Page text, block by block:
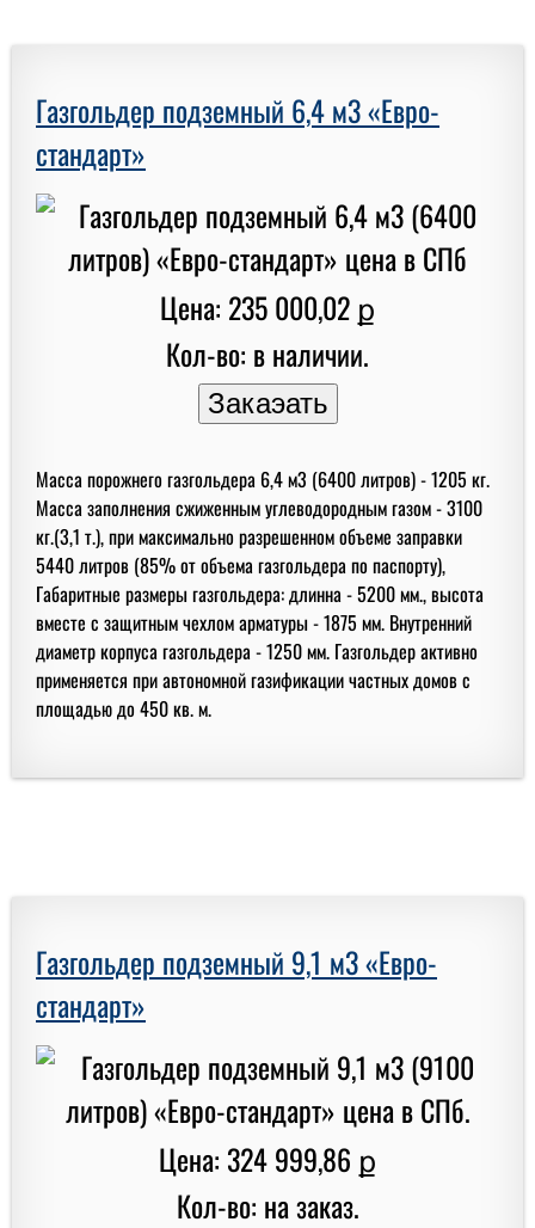
Газгольдер подземный 6,4 м3 «Евро-
стандарт»
Цена: 235 000,02 ք
Кол-во: в наличии.
Масса порожнего газгольдера 6,4 м3 (6400 литров) - 1205 кг.
Масса заполнения сжиженным углеводородным газом - 3100
кг.(3,1 т.), при максимально разрешенном объеме заправки
5440 литров (85% от объема газгольдера по паспорту),
Габаритные размеры газгольдера: длинна - 5200 мм., высота
вместе с защитным чехлом арматуры - 1875 мм. Внутренний
диаметр корпуса газгольдера - 1250 мм. Газгольдер активно
применяется при автономной газификации частных домов с
площадью до 450 кв. м.
Газгольдер подземный 9,1 м3 «Евро-
стандарт»
Цена: 324 999,86 ք
Кол-во: на заказ.